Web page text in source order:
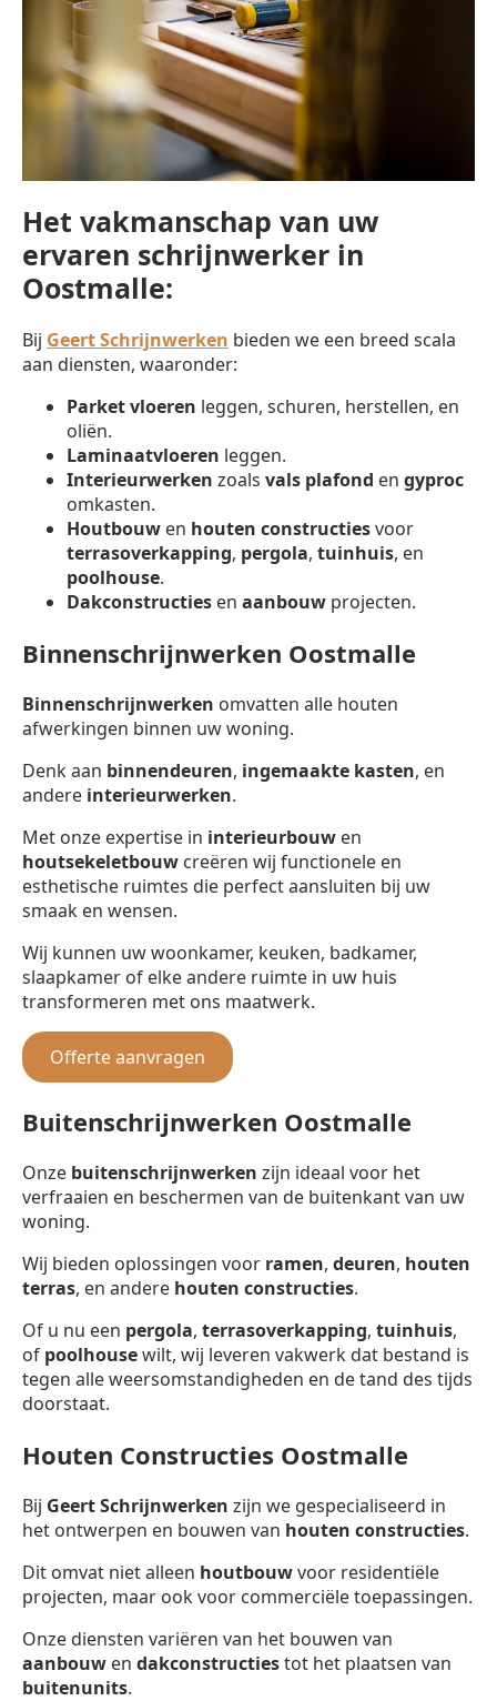
Het vakmanschap van uw
ervaren schrijnwerker in
Oostmalle:
Bij Geert Schrijnwerken bieden we een breed scala
aan diensten, waaronder:
Parket vloeren leggen, schuren, herstellen, en
oliën.
Laminaatvloeren leggen.
Interieurwerken zoals vals plafond en gyproc
omkasten.
Houtbouw en houten constructiesvoor
terrasoverkapping, pergola, tuinhuis, en
poolhouse.
Dakconstructies en aanbouw projecten.
Binnenschrijnwerken Oostmalle
Binnenschrijnwerken omvatten alle houten
afwerkingen binnen uw woning.
Denk aan binnendeuren, ingemaakte kasten, en
andere interieurwerken.
Met onze expertise in interieurbouw en
houtsekeletbouw creëren wij functionele en
esthetische ruimtes die perfect aansluiten bij uw
smaak en wensen.
Wij kunnen uw woonkamer, keuken, badkamer,
slaapkamer of elke andere ruimte in uw huis
transformeren met ons maatwerk.
Offerte aanvragen
Buitenschrijnwerken Oostmalle
Onze buitenschrijnwerken zijn ideaal voor het
verfraaien en beschermen van de buitenkant van uw
woning.
Wij bieden oplossingen voor ramen, deuren, houten
terras, en andere houten constructies.
Of u nu een pergola, terrasoverkapping, tuinhuis,
of poolhousewilt, wij leveren vakwerk dat bestand is
tegen alle weersomstandigheden en de tand des tijds
doorstaat.
Houten Constructies Oostmalle
Bij Geert Schrijnwerken zijn we gespecialiseerd in
het ontwerpen en bouwen van houten constructies.
Dit omvat niet alleen houtbouwvoor residentiële
projecten, maar ook voor commerciële toepassingen.
Onze diensten variëren van het bouwen van
aanbouw en dakconstructiestot het plaatsen van
buitenunits.